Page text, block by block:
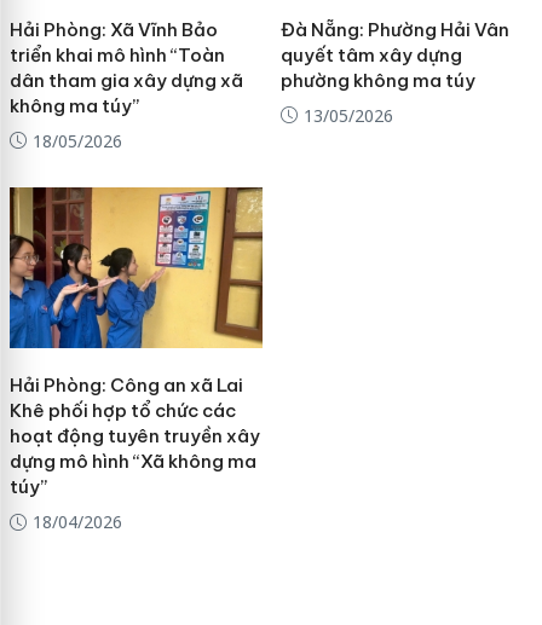
Hải Phòng: Xã Vĩnh Bảo
triển khai mô hình “Toàn
dân tham gia xây dựng xã
không ma túy”
18/05/2026
Đà Nẵng: Phường Hải Vân
quyết tâm xây dựng
phường không ma túy
13/05/2026
Hải Phòng: Công an xã Lai
Khê phối hợp tổ chức các
hoạt động tuyên truyền xây
dựng mô hình “Xã không ma
túy”
18/04/2026